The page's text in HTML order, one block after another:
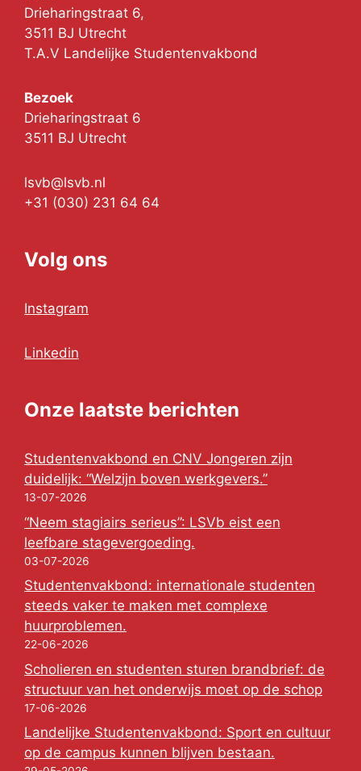
Drieharingstraat 6,
3511 BJ Utrecht
T.A.V Landelijke Studentenvakbond
Bezoek
Drieharingstraat 6
3511 BJ Utrecht
lsvb@lsvb.nl
+31 (030) 231 64 64
Volg ons
Instagram
Linkedin
Onze laatste berichten
Studentenvakbond en CNV Jongeren zijn
duidelijk: “Welzijn boven werkgevers.”
13-07-2026
“Neem stagiairs serieus”: LSVb eist een
leefbare stagevergoeding.
03-07-2026
Studentenvakbond: internationale studenten
steeds vaker te maken met complexe
huurproblemen.
22-06-2026
Scholieren en studenten sturen brandbrief: de
structuur van het onderwijs moet op de schop
17-06-2026
Landelijke Studentenvakbond: Sport en cultuur
op de campus kunnen blijven bestaan.